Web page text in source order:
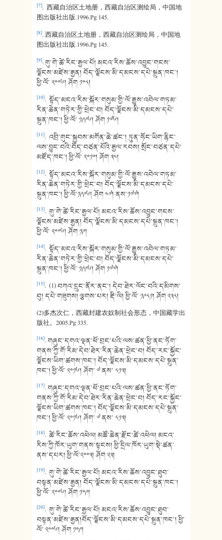
[7]. 西藏自治区土地册，西藏自治区测绘局，中国地
图出版社出版.1996.Pg 145.
[8]. 西藏自治区土地册，西藏自治区测绘局，中国地
图出版社出版.1996.Pg 145.
[9]. གུ་གེ་ཚེ་རིང་རྒྱལ་པོ། མངའ་རིས་ཆོས་འབྱུང་གངས་
ལྗོངས་མཛེས་རྒྱན། བོད་ལྗོངས་མི་དམངས་དཔེ་སྐྲུན་ཁང་།
ཕྱི་ལོ་ ༢༠༠༦། ཤོག ༡༠༨།
[10]. སྟོད་མངའ་རིས་སྐོར་གསུམ་གྱི་ལོ་རྒྱུས་འབེལ་གཏམ་
རིན་ཆེན་གཏེར་གྱི་ཕྲེང་བ། བོད་ལྗོངས་མི་དམངས་དཔེ་
སྐྲུན་ཁང་། ཕྱི་ལོ་ ༡༩༩༦། ཤོག ༡༧༦།
[11]. འབྲི་གུང་སྐྱབས་མགོན་ཆེ་ཚང་། ཏུན་ཧོང་ཡིག་རྙིང་
ལས་བྱུང་བའི་བོད་བཙན་པོའི་རྒྱལ་རབས། སྲོང་བཙན་དཔེ་
མཛོད་ཁང་། ཕྱི་ལོ་ ༢༠༡༠། ཤོག ༣༤།
[12]. སྟོད་མངའ་རིས་སྐོར་གསུམ་གྱི་ལོ་རྒྱུས་འབེལ་གཏམ་
རིན་ཆེན་གཏེར་གྱི་ཕྲེང་བ། བོད་ལྗོངས་མི་དམངས་དཔེ་
སྐྲུན་ཁང་། ཕྱི་ལོ་༡༩༩༦། ཤོག ༤༧། ནས་༡༧༧།
[13]. གུ་གེ་ཚེ་རིང་རྒྱལ་པོ། མངའ་རིས་ཆོས་འབྱུང་གངས་
ལྗོངས་མཛེས་རྒྱན། བོད་ལྗོངས་མི་དམངས་དཔེ་སྐྲུན་ཁང་།
ཕྱི་ལོ་ ༢༠༠༦། ཤོག ༡༩།
[14]. སྟོད་མངའ་རིས་སྐོར་གསུམ་གྱི་ལོ་རྒྱུས་འབེལ་གཏམ་
རིན་ཆེན་གཏེར་གྱི་ཕྲེང་བ། བོད་ལྗོངས་མི་དམངས་དཔེ་
སྐྲུན་ཁང་། ཕྱི་ལོ་ ༡༩༩༦། ཤོག ༡༧༧།
[15]. (1) བཀའ་དྲུང་ནོར་ནང་། དེབ་ཐེར་ལོང་བའི་དམིགས་
བུ། དཔེ་གཟུགས། ལྕགས་པར། རྡི་ལི། ཕྱི་ལོ་ ༡༩༨༡། ཤོག ༢༣༨།
(2)多杰次仁，西藏封建农奴制社会形态，中国藏学出
版社。2005.Pg 335.
[16]. གཞུང་དགའ་ལྡན་ཕོ་བྲང་པའི་ལས་ཚན་ཕྱི་ནང་ཏོག་
གནས་ཀྱི་གོ་རིམ་དེབ་ཐེར་རིན་ཆེན་ཕྲེང་བ། བོད་རང་སྐྱོང་
ལྗོངས་ཡིག་ཚགས་ཁང་། བོད་ལྗོངས་མི་དམངས་དཔེ་སྐྲུན་
ཁང་། ཕྱི་ལོ་ ༢༠༡༦། ཤོག་ ༧ ནས་ ༨༡༣།
[17]. གཞུང་དགའ་ལྡན་ཕོ་བྲང་པའི་ལས་ཚན་ཕྱི་ནང་ཏོག་
གནས་ཀྱི་གོ་རིམ་དེབ་ཐེར་རིན་ཆེན་ཕྲེང་བ། བོད་རང་སྐྱོང་
ལྗོངས་ཡིག་ཚགས་ཁང་། བོད་ལྗོངས་མི་དམངས་དཔེ་སྐྲུན་
ཁང་། ཕྱི་ལོ་ ༢༠༡༦། ཤོག་ ༧ ནས་ ༨༡༣།
[18]. ཚེ་རིང་ཆོས་འཕེལ། མཚོ་ཆེན་རྫོང་ཚེ་འཕེལ། མངའ་
རིས་ཀྱི་ཁོར་ཡུག་གནས་སྟངས། ཕྱི་དྲིལ་ཁོར་ཡུག་སྡེ་ཚན་
ནས་དཔར། ཕྱི་ལོ་༢༠༠༣། ཤོག ༢༣།
[19]. གུ་གེ་ཚེ་རིང་རྒྱལ་པོ། མངའ་རིས་ཆོས་འབྱུང་ཐུབ་
བསྟན་མཛེས་རྒྱན། བོད་ལྗོངས་མི་དམངས་དཔེ་སྐྲུན་ཁང་།
ཕྱི་ལོ་ ༢༠༠༦། ཤོག ༡༠༩།
[20]. གུ་གེ་ཚེ་རིང་རྒྱལ་པོ། མངའ་རིས་ཆོས་འབྱུང་ཐུབ་
བསྟན་མཛེས་རྒྱན།བོད་ལྗོངས་མི་དམངས་དཔེ་སྐྲུན་ཁང་། ཕྱི་
ལོ་ ༢༠༠༦། ཤོག ༡༠༩།